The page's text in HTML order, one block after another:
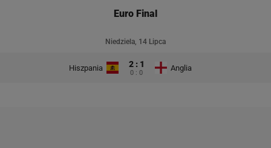
Euro Final
Niedziela, 14 Lipca
Hiszpania 2 : 1
0 : 0
Anglia